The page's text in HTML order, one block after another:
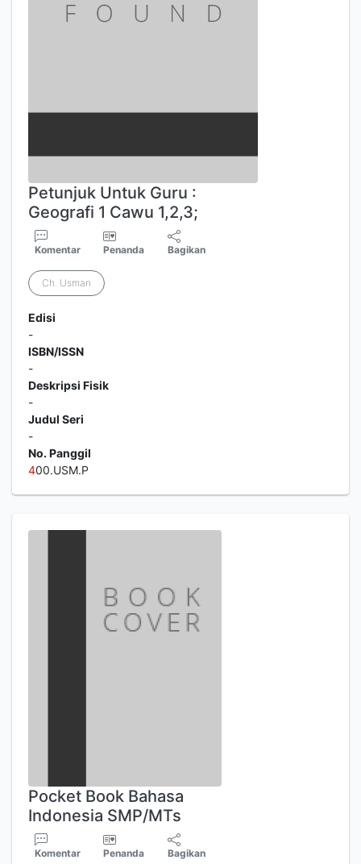
Petunjuk Untuk Guru :
Geografi 1 Cawu 1,2,3;
Komentar Penanda Bagikan
Ch. Usman
Edisi
-
ISBN/ISSN
-
Deskripsi Fisik
-
Judul Seri
-
No. Panggil
400.USM.P
Pocket Book Bahasa
Indonesia SMP/MTs
Komentar Penanda Bagikan